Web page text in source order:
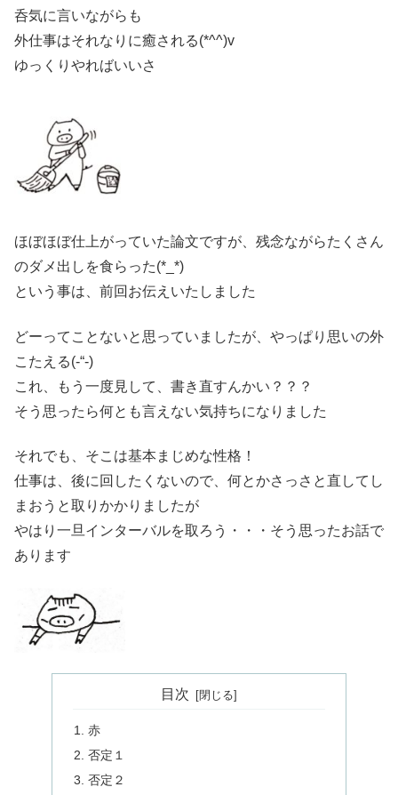
呑気に言いながらも
外仕事はそれなりに癒される(*^^)v
ゆっくりやればいいさ
ほぼほぼ仕上がっていた論文ですが、残念ながらたくさん
のダメ出しを食らった(*_*)
という事は、前回お伝えいたしました
どーってことないと思っていましたが、やっぱり思いの外
こたえる(-“-)
これ、もう一度見して、書き直すんかい？？？
そう思ったら何とも言えない気持ちになりました
それでも、そこは基本まじめな性格！
仕事は、後に回したくないので、何とかさっさと直してし
まおうと取りかかりましたが
やはり一旦インターバルを取ろう・・・そう思ったお話で
あります
目次
赤
否定１
否定２